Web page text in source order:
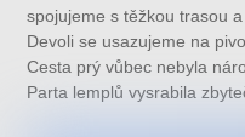
spojujeme s těžkou trasou
Devoli se usazujeme na
Cesta prý vůbec nebyla
Parta lemplů vysrabila